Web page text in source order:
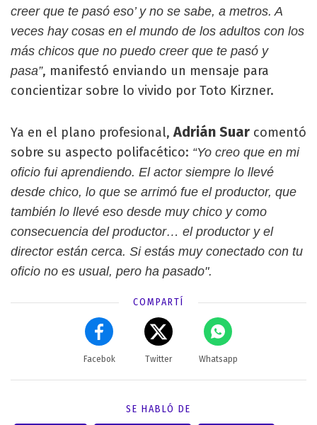
creer que te pasó eso’ y no se sabe, a metros. A
veces hay cosas en el mundo de los adultos con los
más chicos que no puedo creer que te pasó y
pasa”, manifestó enviando un mensaje para
concientizar sobre lo vivido por Toto Kirzner.
Ya en el plano profesional,Adrián Suar comentó
sobre su aspecto polifacético: “Yo creo que en mi
oficio fui aprendiendo. El actor siempre lo llevé
desde chico, lo que se arrimó fue el productor, que
también lo llevé eso desde muy chico y como
consecuencia del productor… el productor y el
director están cerca. Si estás muy conectado con tu
oficio no es usual, pero ha pasado".
COMPARTÍ
Facebok Twitter Whatsapp
SE HABLÓ DE